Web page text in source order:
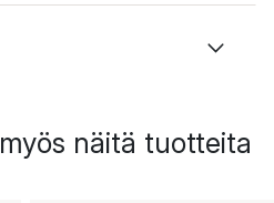
näitä tuotteita